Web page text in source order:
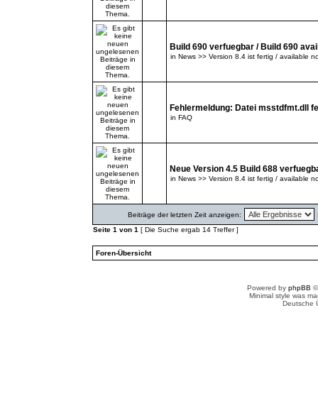
Build 690 verfuegbar / Build 690
in News >> Version 8.4 ist fertig / available
Fehlermeldung: Datei msstdfmt.dll
in FAQ
Neue Version 4.5 Build 688
in News >> Version 8.4 ist fertig / available
Beiträge der letzten Zeit anzeigen:
Seite 1 von 1 [ Die Suche ergab 14 Treffer ]
Foren-Übersicht
Powered by phpBB
Minimal style was
Deutsche